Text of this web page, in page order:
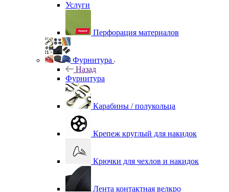
Услуги
Перфорация материалов
Фурнитура
Назад
Фурнитура
Карабины / полукольца
Крепеж круглый для накидок
Крючки для чехлов и накидок
Лента контактная велкро